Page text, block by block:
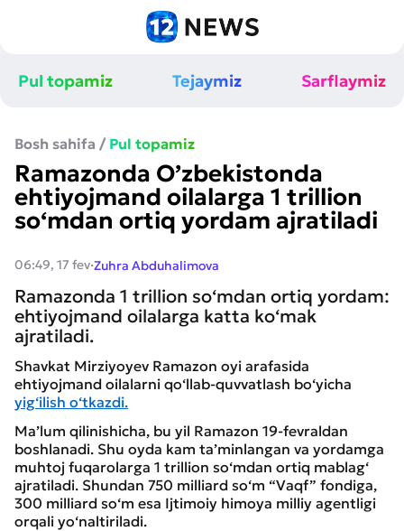
Pul topamiz Tejaymiz Sarflaymiz
Bosh sahifa / Pul topamiz
Ramazonda O’zbekistonda
ehtiyojmand oilalarga 1 trillion
so‘mdan ortiq yordam ajratiladi
06:49, 17 fev·Zuhra Abduhalimova
Ramazonda 1 trillion so‘mdan ortiq yordam:
ehtiyojmand oilalarga katta ko‘mak
ajratiladi.
Shavkat Mirziyoyev Ramazon oyi arafasida
ehtiyojmand oilalarni qo‘llab-quvvatlash bo‘yicha
yig‘ilish o‘tkazdi.
Ma’lum qilinishicha, bu yil Ramazon 19-fevraldan
boshlanadi. Shu oyda kam ta’minlangan va yordamga
muhtoj fuqarolarga 1 trillion so‘mdan ortiq mablag‘
ajratiladi. Shundan 750 milliard so‘m “Vaqf” fondiga,
300 milliard so‘m esa Ijtimoiy himoya milliy agentligi
orqali yo‘naltiriladi.